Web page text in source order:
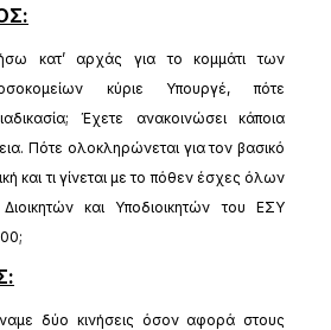
κατ’ αρχάς για το κομμάτι των
κύριε Υπουργέ, πότε
Έχετε ανακοινώσει κάποια
Πότε ολοκληρώνεται για τον βασικό
και τι γίνεται με το πόθεν έσχες όλων
και Υποδιοικητών του ΕΣΥ
δύο κινήσεις όσον αφορά στους